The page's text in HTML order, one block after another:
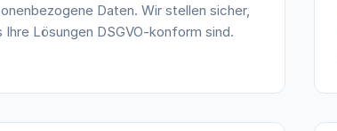
Daten. Wir stellen sicher,
Ihre Lösungen DSGVO-konform sind.